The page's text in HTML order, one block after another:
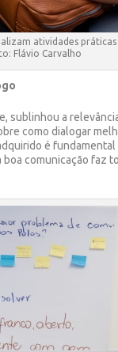
atividades
Flávio Carvalho
sublinhou a
como dialogar
é
comunicação faz